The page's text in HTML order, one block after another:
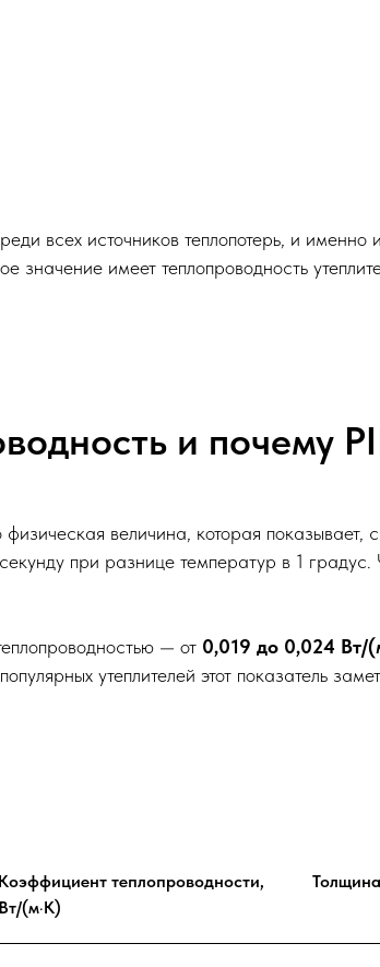
всех источников теплопотерь, и именно
значение имеет теплопроводность
и почему
величина, которая показывает,
при разнице температур в 1 градус.
— от 0,019 до 0,024 Вт/
утеплителей этот показатель
Коэффициент теплопроводности,
Вт/(м·К)